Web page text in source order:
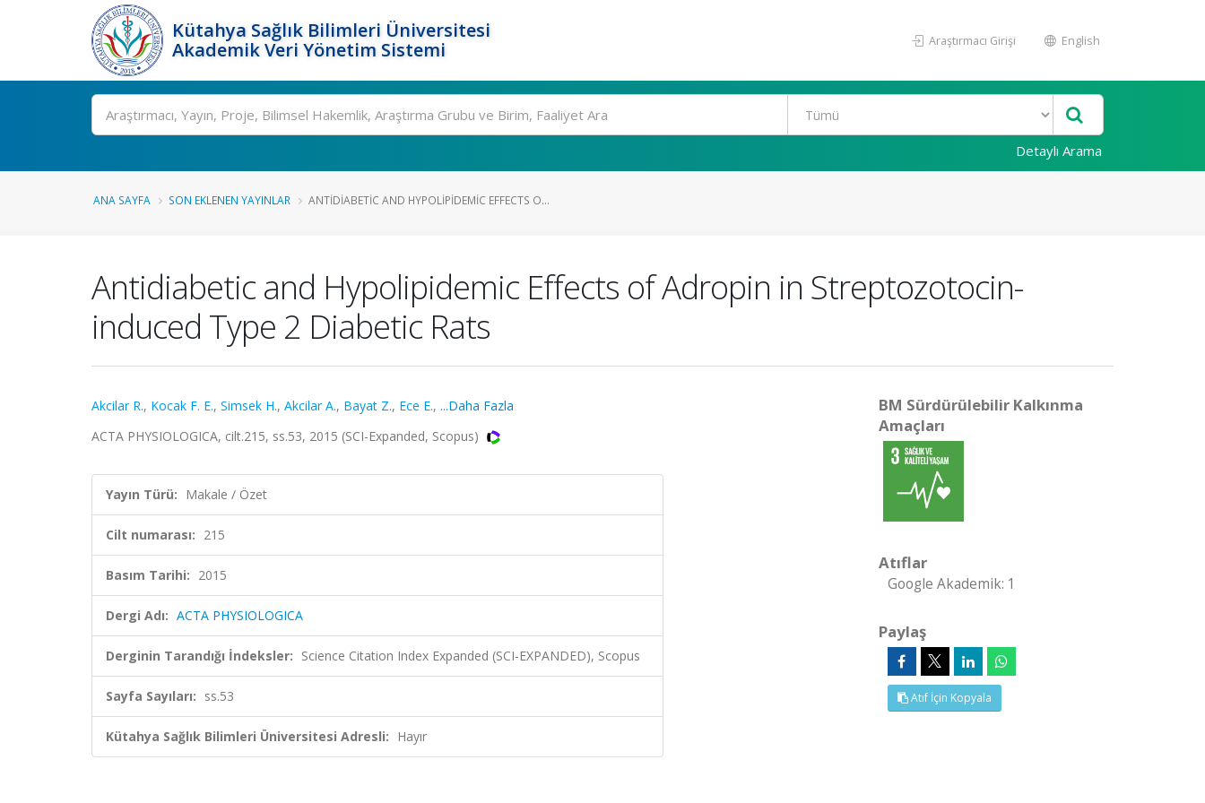
Kütahya Sağlık Bilimleri Üniversitesi
Akademik Veri Yönetim Sistemi
Araştırmacı Girişi English
Ara
Detaylı Arama
ANA SAYFA SON EKLENEN YAYINLAR ANTIDIABETIC AND HYPOLIPIDEMIC EFFECTS O...
Antidiabetic and Hypolipidemic Effects of Adropin in Streptozotocin-
induced Type 2 Diabetic Rats
Akcilar R., Kocak F. E., Simsek H., Akcilar A., Bayat Z., Ece E., ...Daha Fazla
ACTA PHYSIOLOGICA, cilt.215, ss.53, 2015 (SCI-Expanded, Scopus)
Yayın Türü: Makale / Özet
Cilt numarası: 215
Basım Tarihi: 2015
Dergi Adı: ACTA PHYSIOLOGICA
Derginin Tarandığı İndeksler: Science Citation Index Expanded (SCI-EXPANDED), Scopus
Sayfa Sayıları: ss.53
Kütahya Sağlık Bilimleri Üniversitesi Adresli: Hayır
BM Sürdürülebilir Kalkınma
Amaçları
Atıflar
Google Akademik: 1
Paylaş
Atıf İçin Kopyala